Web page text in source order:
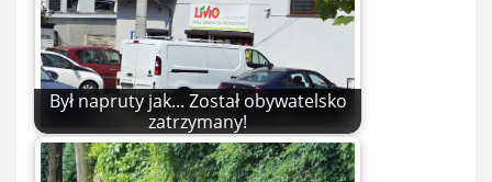
Był napruty jak... Został obywatelsko
zatrzymany!